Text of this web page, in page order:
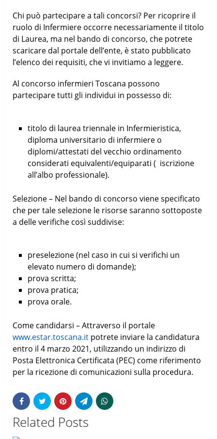
Chi può partecipare a tali concorsi? Per ricoprire il
ruolo di Infermiere occorre necessariamente il titolo
di Laurea, ma nel bando di concorso, che potrete
scaricare dal portale dell’ente, è stato pubblicato
l’elenco dei requisiti, che vi invitiamo a leggere.
Al concorso infermieri Toscana possono
partecipare tutti gli individui in possesso di:
titolo di laurea triennale in Infermieristica,
diploma universitario di infermiere o
diplomi/attestati del vecchio ordinamento
considerati equivalenti/equiparati ( iscrizione
all’albo professionale).
Selezione – Nel bando di concorso viene specificato
che per tale selezione le risorse saranno sottoposte
a delle verifiche così suddivise:
preselezione (nel caso in cui si verifichi un
elevato numero di domande);
prova scritta;
prova pratica;
prova orale.
Come candidarsi – Attraverso il portale
www.estar.toscana.it potrete inviare la candidatura
entro il 4 marzo 2021, utilizzando un indirizzo di
Posta Elettronica Certificata (PEC) come riferimento
per la ricezione di comunicazioni sulla procedura.
Related Posts